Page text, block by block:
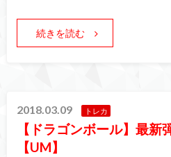
続きを読む
2018.03.09 トレカ
【ドラゴンボール】最新
【UM】